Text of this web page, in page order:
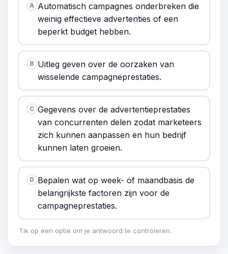
A Automatisch campagnes onderbreken die
weinig effectieve advertenties of een
beperkt budget hebben.
B Uitleg geven over de oorzaken van
wisselende campagneprestaties.
C Gegevens over de advertentieprestaties
van concurrenten delen zodat marketeers
zich kunnen aanpassen en hun bedrijf
kunnen laten groeien.
D Bepalen wat op week- of maandbasis de
belangrijkste factoren zijn voor de
campagneprestaties.
Tik op een optie om je antwoord te controleren.